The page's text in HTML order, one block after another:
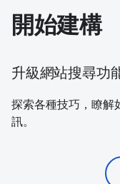
開始建構
升級網站搜尋功
探索各種技巧，瞭解
訊。